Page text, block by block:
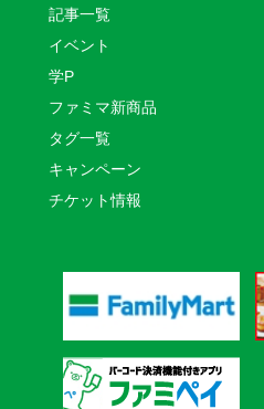
記事一覧
イベント
学P
ファミマ新商品
タグ一覧
キャンペーン
チケット情報